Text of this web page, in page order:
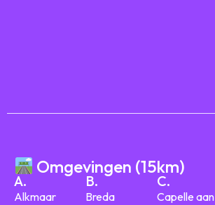
Omgevingen (15km)
A.
Alkmaar
B.
Breda
C.
Capelle aan